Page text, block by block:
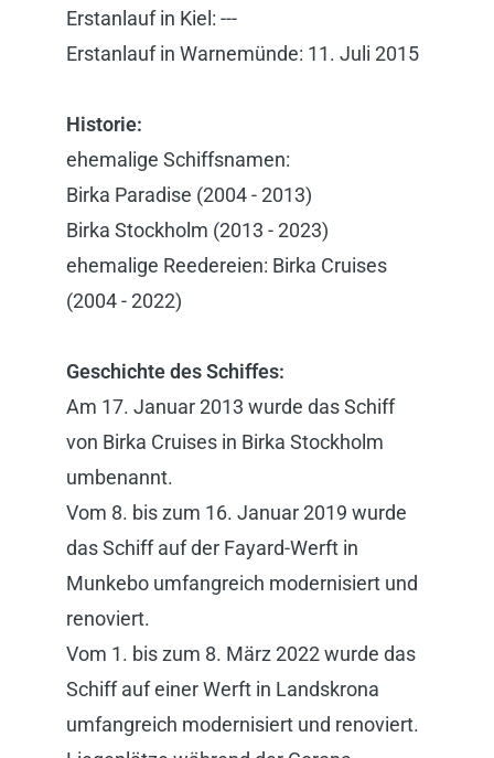
Erstanlauf in Kiel: ---
Erstanlauf in Warnemünde: 11. Juli 2015
Historie:
ehemalige Schiffsnamen:
Birka Paradise (2004 - 2013)
Birka Stockholm (2013 - 2023)
ehemalige Reedereien: Birka Cruises
(2004 - 2022)
Geschichte des Schiffes:
Am 17. Januar 2013 wurde das Schiff
von Birka Cruises in Birka Stockholm
umbenannt.
Vom 8. bis zum 16. Januar 2019 wurde
das Schiff auf der Fayard-Werft in
Munkebo umfangreich modernisiert und
renoviert.
Vom 1. bis zum 8. März 2022 wurde das
Schiff auf einer Werft in Landskrona
umfangreich modernisiert und renoviert.